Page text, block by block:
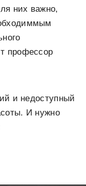
них важно,
профессор
и недоступный
И нужно